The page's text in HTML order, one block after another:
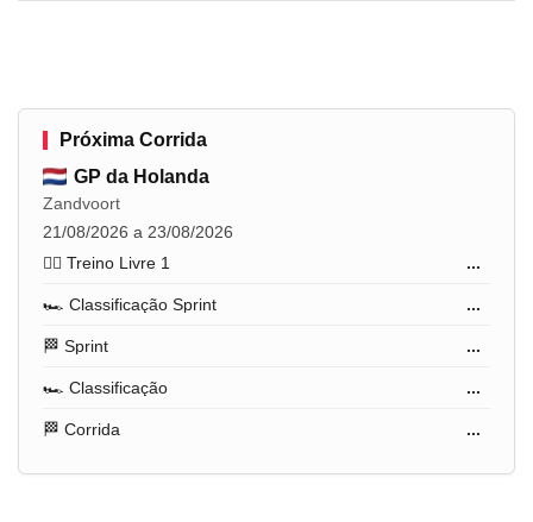
Próxima Corrida
GP da Holanda
Zandvoort
21/08/2026 a 23/08/2026
🏋️‍♂️ Treino Livre 1
...
🏎️ Classificação Sprint ...
🏁 Sprint ...
🏎️ Classificação ...
🏁 Corrida ...